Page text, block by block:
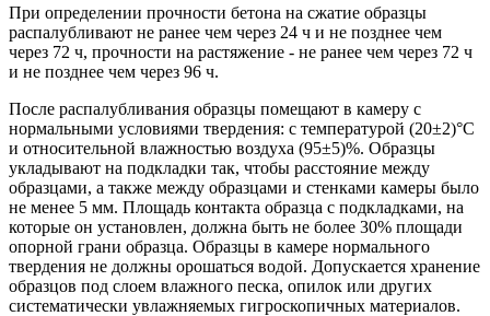
При определении прочности бетона на сжатие образцы
распалубливают не ранее чем через 24 ч и не позднее чем
через 72 ч, прочности на растяжение - не ранее чем через 72 ч
и не позднее чем через 96 ч.
После распалубливания образцы помещают в камеру с
нормальными условиями твердения: с температурой (20±2)°С
и относительной влажностью воздуха (95±5)%. Образцы
укладывают на подкладки так, чтобы расстояние между
образцами, а также между образцами и стенками камеры было
не менее 5 мм. Площадь контакта образца с подкладками, на
которые он установлен, должна быть не более 30% площади
опорной грани образца. Образцы в камере нормального
твердения не должны орошаться водой. Допускается хранение
образцов под слоем влажного песка, опилок или других
систематически увлажняемых гигроскопичных материалов.